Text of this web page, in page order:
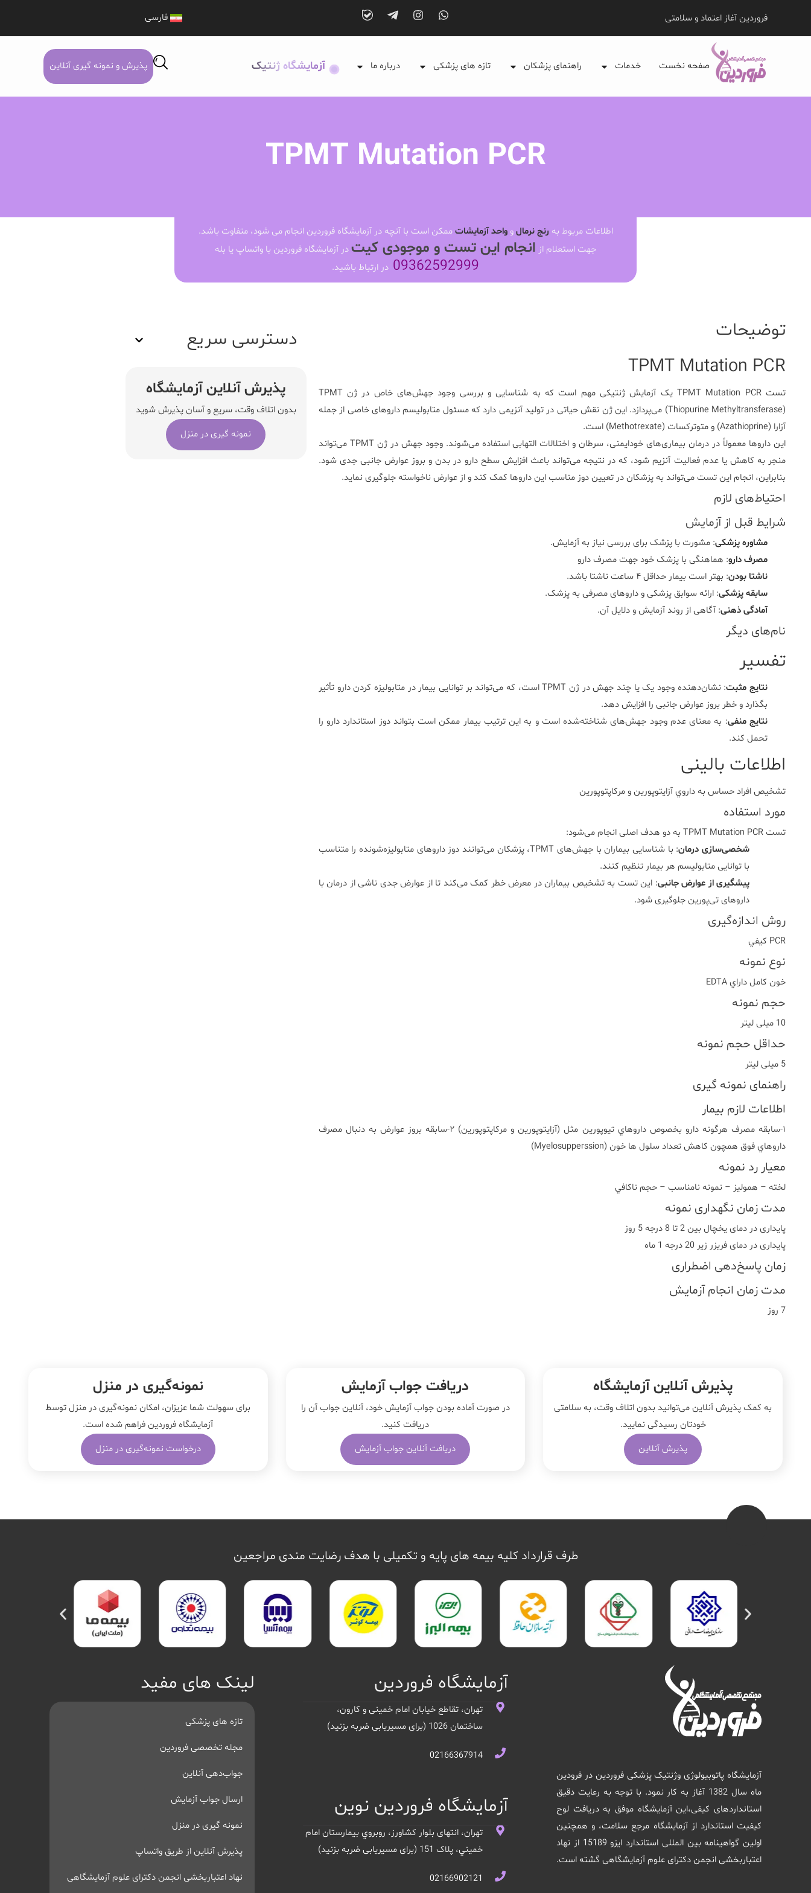
فروردین آغاز اعتماد و سلامتی فارسی
صفحه نخست خدمات راهنمای پزشکان تازه های پزشکی درباره ما آزمایشگاه ژنتیک پذیرش و نمونه گیری آنلاین
TPMT Mutation PCR
اطلاعات مربوط به رنج نرمالوواحد آزمایشاتممکن است با آنچه در آزمایشگاه فروردین انجام می شود، متفاوت باشد.
جهت استعلام از انجام این تست و موجودی کیتدر آزمایشگاه فروردین با واتساپ یا بله
09362592999 در ارتباط باشید.
توضیحات
TPMT Mutation PCR
تستTPMT Mutation PCRیک آزمایش ژنتیکی مهم است که به شناسایی و بررسی وجود جهش‌های خاص در ژن TPMT
(Thiopurine Methyltransferase) می‌پردازد. این ژن نقش حیاتی در تولید آنزیمی دارد که مسئول متابولیسم داروهای خاصی از جمله
آزارا (Azathioprine) و متوترکسات (Methotrexate) است.
این داروها معمولاً در درمان بیماری‌های خودایمنی، سرطان و اختلالات التهابی استفاده می‌شوند. وجود جهش در ژن TPMT می‌تواند
منجر به کاهش یا عدم فعالیت آنزیم شود، که در نتیجه می‌تواند باعث افزایش سطح دارو در بدن و بروز عوارض جانبی جدی شود.
بنابراین، انجام این تست می‌تواند به پزشکان در تعیین دوز مناسب این داروها کمک کند و از عوارض ناخواسته جلوگیری نماید.
احتیاط‌های لازم
شرایط قبل از آزمایش
مشاوره پزشکی: مشورت با پزشک برای بررسی نیاز به آزمایش.
مصرف دارو: هماهنگی با پزشک خود جهت مصرف دارو
ناشتا بودن: بهتر است بیمار حداقل ۴ ساعت ناشتا باشد.
سابقه پزشکی: ارائه سوابق پزشکی و داروهای مصرفی به پزشک.
آمادگی ذهنی: آگاهی از روند آزمایش و دلایل آن.
نام‌های دیگر
تفسیر
نتایج مثبت
: نشان‌دهنده وجود یک یا چند جهش در ژن TPMT است، که می‌تواند بر توانایی بیمار در متابولیزه کردن دارو تأثیر
بگذارد و خطر بروز عوارض جانبی را افزایش دهد.
نتایج منفی: به معنای عدم وجود جهش‌های شناخته‌شده است و به این ترتیب بیمار ممکن است بتواند دوز استاندارد دارو را
تحمل کند.
اطلاعات بالینی
تشخيص افراد حساس به داروي آزايتوپورين و مرکاپتوپورين
مورد استفاده
تست TPMT Mutation PCR به دو هدف اصلی انجام می‌شود:
شخصی‌سازی درمان
: با شناسایی بیماران با جهش‌های TPMT، پزشکان می‌توانند دوز داروهای متابولیزه‌شونده را متناسب
با توانایی متابولیسم هر بیمار تنظیم کنند.
پیشگیری از عوارض جانبی: این تست به تشخیص بیماران در معرض خطر کمک می‌کند تا از عوارض جدی ناشی از درمان با
داروهای تی‌پورین جلوگیری شود.
روش اندازه‌گیری
PCR کيفي
نوع نمونه
خون کامل داراي EDTA
حجم نمونه
10 میلی لیتر
حداقل حجم نمونه
5 میلی لیتر
راهنمای نمونه گیری
اطلاعات لازم بیمار
١-سابقه مصرف هرگونه دارو بخصوص داروهاي تيوپورين مثل (آزايتوپورين و مرکاپتوپورين) ٢-سابقه بروز عوارض به دنبال مصرف
داروهاي فوق همچون کاهش تعداد سلول ها خون (Myelosupperssion)
معیار رد نمونه
لخته – هموليز – نمونه نامناسب – حجم ناکافي
مدت زمان نگهداری نمونه
پایداری در دمای یخچال بین 2 تا 8 درجه 5 روز
پایداری در دمای فریزر زیر 20 درجه 1 ماه
زمان پاسخ‌دهی اضطراری
مدت زمان انجام آزمایش
7 روز
دسترسی سریع
پذیرش آنلاین آزمایشگاه
بدون اتلاف وقت، سریع و آسان پذیرش شوید
نمونه گیری در منزل
پذیرش آنلاین آزمایشگاه
به کمک پذیرش آنلاین می‌توانید بدون اتلاف وقت، به سلامتی
خودتان رسیدگی نمایید.
پذیرش آنلاین
دریافت جواب آزمایش
در صورت آماده بودن جواب آزمایش خود، آنلاین جواب‌ آن را
دریافت کنید.
دریافت آنلاین جواب آزمایش
نمونه‌‌گیری در منزل
برای سهولت شما عزیزان، امکان نمونه‌گیری در منزل توسط
آزمایشگاه فروردین فراهم شده است.
درخواست نمونه‌گیری در منزل
طرف قرارداد کلیه بیمه های پایه و تکمیلی با هدف رضایت مندی مراجعین
آزمایشگاه پاتوبیولوژی وژنتیک پزشکی فروردین در فرودین
ماه سال 1382 آغاز به کار نمود. با توجه به رعایت دقیق
استانداردهای کیفی،این آزمایشگاه موفق به دریافت لوح
کیفیت استاندارد از آزمایشگاه مرجع سلامت، و همچنین
اولین گواهینامه بین المللی استاندارد ایزو 15189 از نهاد
اعتباربخشی انجمن دکترای علوم آزمایشگاهی گشته است.
آزمایشگاه فروردین
تهران، تقاطع خیابان امام خمینی و کارون،
ساختمان 1026 (برای مسیریابی ضربه بزنید)
02166367914
آزمایشگاه فروردین نوین
تهران، انتهای بلوار کشاورز، روبروي بيمارستان امام
خميني، پلاک 151 (برای مسیریابی ضربه بزنید)
02166902121
لینک های مفید
تازه های پزشکی
مجله تخصصی فروردین
جواب‌دهی آنلاین
ارسال جواب آزمایش
نمونه گیری در منزل
پذیرش آنلاین از طریق واتساپ
نهاد اعتباربخشی انجمن دکترای علوم آزمایشگاهی